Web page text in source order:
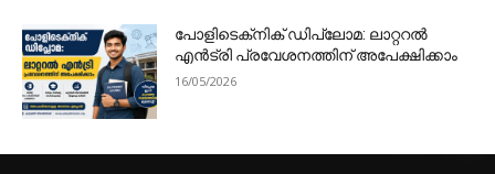
പോളിടെക്‌നിക് ഡിപ്ലോമ: ലാറ്ററൽ
എൻട്രി പ്രവേശനത്തിന് അപേക്ഷിക്കാം
16/05/2026